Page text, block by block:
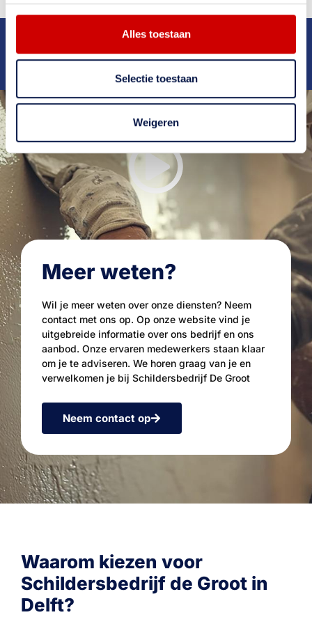
Alles toestaan
Selectie toestaan
Weigeren
advies Ruim25 jaar
Snelleoplevering Bekend vanRTL4enRTL5
Meer weten?
Wil je meer weten over onze diensten? Neem
contact met ons op. Op onze website vind je
uitgebreide informatie over ons bedrijf en ons
aanbod. Onze ervaren medewerkers staan klaar
om je te adviseren. We horen graag van je en
verwelkomen je bij Schildersbedrijf De Groot
Neem contact op
Waarom kiezen voor
Schildersbedrijf de Groot in
Delft?